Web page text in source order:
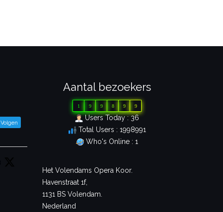
Volgen
Aantal bezoekers
1 9 9 8 9 9
Users Today : 36
Total Users : 1998991
Who's Online : 1
Het Volendams Opera Koor.
Havenstraat 1f,
1131 BS Volendam.
Nederland